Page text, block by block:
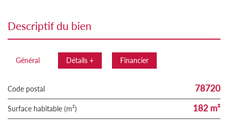
descriptif du bien
Général Détails + Financier
Code postal 78720
Surface habitable (m²) 182 m²